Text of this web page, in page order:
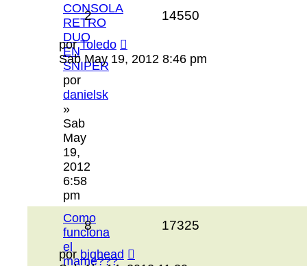
CONSOLA
RETRO
DUO
EN
SNIPER
por
danielsk
»
Sab
May
19,
2012
6:58
pm
2 14550
porToledo
Sab May 19, 2012 8:46 pm
Como
funciona
el
mame???
8 17325
por bighead